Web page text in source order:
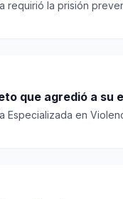
requirió la prisión
que agredió a su
Especializada en